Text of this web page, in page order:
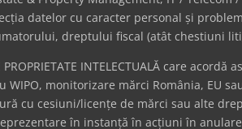
datelor cu caracter personal și
dreptului fiscal (atât chestiuni
PROPRIETATE INTELECTUALĂ care
WIPO, monitorizare mărci România, EU
cu cesiuni/licențe de mărci sau alte
în instanță în acțiuni în